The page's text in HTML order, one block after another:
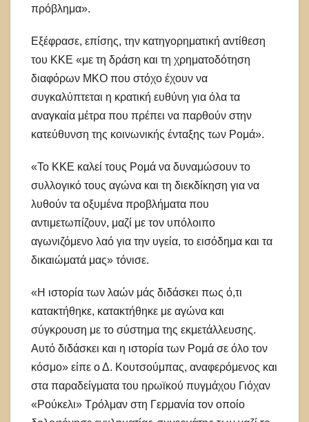
πρόβλημα».
Εξέφρασε, επίσης, την κατηγορηματική αντίθεση
του ΚΚΕ «με τη δράση και τη χρηματοδότηση
διαφόρων ΜΚΟ που στόχο έχουν να
συγκαλύπτεται η κρατική ευθύνη για όλα τα
αναγκαία μέτρα που πρέπει να παρθούν στην
κατεύθυνση της κοινωνικής ένταξης των Ρομά».
«Το ΚΚΕ καλεί τους Ρομά να δυναμώσουν το
συλλογικό τους αγώνα και τη διεκδίκηση για να
λυθούν τα οξυμένα προβλήματα που
αντιμετωπίζουν, μαζί με τον υπόλοιπο
αγωνιζόμενο λαό για την υγεία, το εισόδημα και τα
δικαιώματά μας» τόνισε.
«Η ιστορία των λαών μάς διδάσκει πως ό,τι
κατακτήθηκε, κατακτήθηκε με αγώνα και
σύγκρουση με το σύστημα της εκμετάλλευσης.
Αυτό διδάσκει και η ιστορία των Ρομά σε όλο τον
κόσμο» είπε ο Δ. Κουτσούμπας, αναφερόμενος και
στα παραδείγματα του ηρωϊκού πυγμάχου Γιόχαν
«Ρούκελι» Τρόλμαν στη Γερμανία τον οποίο